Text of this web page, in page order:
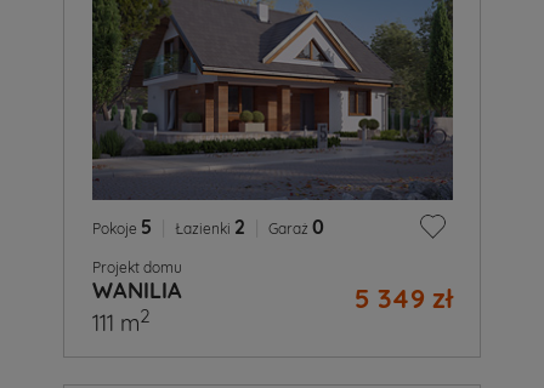
Pokoje 5 Łazienki 2 Garaż 0
Projekt domu
WANILIA 5 349 zł
111 m2